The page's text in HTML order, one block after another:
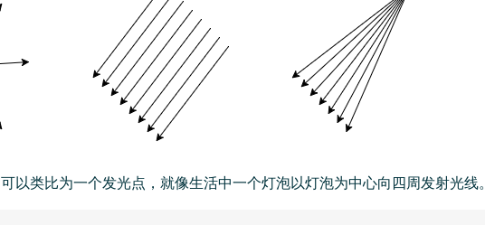
(opens new window)
可以类比为一个发光点，就像生活中一个灯泡以灯泡为中心向四周发射光线。